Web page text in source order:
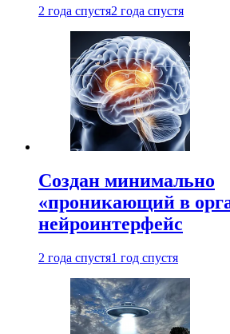
2 года спустя2 года спустя
Создан минимально
«проникающий в
нейроинтерфейс
2 года спустя1 год спустя